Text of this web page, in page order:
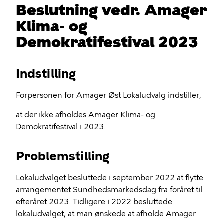
Beslutning vedr. Amager
Klima- og
Demokratifestival 2023
Indstilling
Forpersonen for Amager Øst Lokaludvalg indstiller,
at der ikke afholdes Amager Klima- og
Demokratifestival i 2023.
Problemstilling
Lokaludvalget besluttede i september 2022 at flytte
arrangementet Sundhedsmarkedsdag fra foråret til
efteråret 2023. Tidligere i 2022 besluttede
lokaludvalget, at man ønskede at afholde Amager